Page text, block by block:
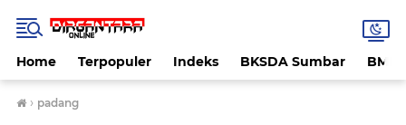
Home Terpopuler Indeks BKSDA Sumbar
› padang